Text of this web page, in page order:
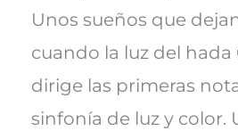
Unos sueños que
cuando la luz del hada
dirige las primeras
sinfonía de luz y color.